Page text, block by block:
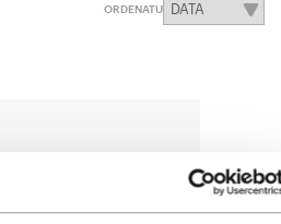
ORDENATU